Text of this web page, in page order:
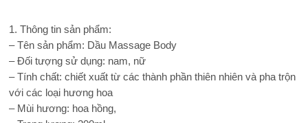
1. Thông tin sản phẩm:
– Tên sản phẩm: Dầu Massage Body
– Đối tượng sử dụng: nam, nữ
– Tính chất: chiết xuất từ các thành phần thiên nhiên và pha trộn
với các loại hương hoa
– Mùi hương: hoa hồng,